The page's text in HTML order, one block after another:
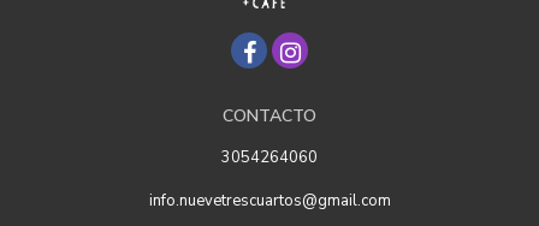
CONTACTO
3054264060
info.nuevetrescuartos@gmail.com